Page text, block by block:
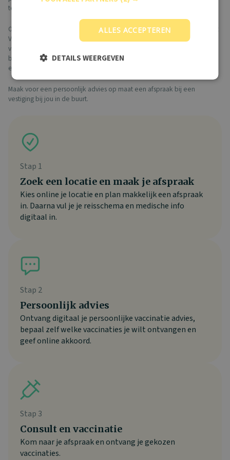
tegen elkaar afgewogen worden.
Ook wanneer je een last-minute geboekt hebt, is het verstandig om het
Vaccinatiepunt te raadplegen. Je kunt namelijk ook vlak voor aanvang
van de reis nog gevaccineerd worden. Wanneer je vaak een last-minute
boekt, is het aan te raden de basisvaccinaties (dtp,hepatitis A en
eventueel buiktyfus) als voorzorgsmaatregel te nemen.
Maak voor een persoonlijk advies op maat een afspraak bij een
vestiging bij jou in de buurt.
Stap 1
Zoek een locatie en maak je afspraak
Kies online je locatie en plan makkelijk een afspraak
in. Daarna vul je je reisschema en medische info
digitaal in.
Stap 2
Persoonlijk advies
Ontvang digitaal je persoonlijke vaccinatie advies,
bepaal zelf welke vaccinaties je wilt ontvangen en
geef online akkoord.
Stap 3
Consult en vaccinatie
Kom naar je afspraak en ontvang je gekozen
vaccinaties.
ALLES ACCEPTEREN
DETAILS WEERGEVEN